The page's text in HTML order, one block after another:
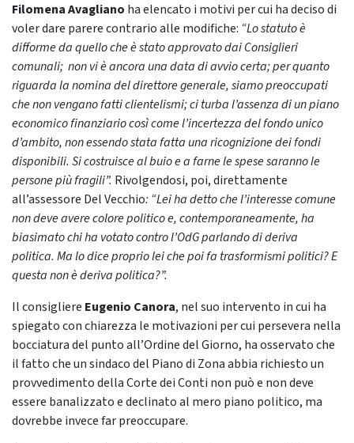
Filomena Avagliano ha elencato i motivi per cui ha deciso di
voler dare parere contrario alle modifiche: “Lo statuto è
difforme da quello che è stato approvato dai Consiglieri
comunali; non vi è ancora una data di avvio certa; per quanto
riguarda la nomina del direttore generale, siamo preoccupati
che non vengano fatti clientelismi; ci turba l’assenza di un piano
economico finanziario così come l’incertezza del fondo unico
d’ambito, non essendo stata fatta una ricognizione dei fondi
disponibili. Si costruisce al buio e a farne le spese saranno le
persone più fragili”. Rivolgendosi, poi, direttamente
all’assessore Del Vecchio: “Lei ha detto che l’interesse comune
non deve avere colore politico e, contemporaneamente, ha
biasimato chi ha votato contro l’OdG parlando di deriva
politica. Ma lo dice proprio lei che poi fa trasformismi politici? E
questa non è deriva politica?”.
Il consigliere Eugenio Canora, nel suo intervento in cui ha
spiegato con chiarezza le motivazioni per cui persevera nella
bocciatura del punto all’Ordine del Giorno, ha osservato che
il fatto che un sindaco del Piano di Zona abbia richiesto un
provvedimento della Corte dei Conti non può e non deve
essere banalizzato e declinato al mero piano politico, ma
dovrebbe invece far preoccupare.